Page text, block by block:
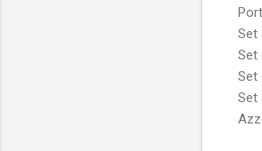
Set
Set
Set
Set